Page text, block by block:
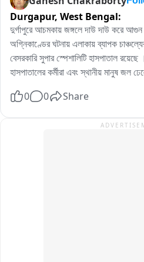
Durgapur, West Bengal:
দুর্গাপুরে আচমকায় জঙ্গলে দাউ দাউ করে
অগ্নিকাণ্ডের ঘটনায় এলাকায় ব্যাপক
বেসরকারি সুপার স্পেশালিটি হাসপাতাল
হাসপাতালের কর্মীরা এবং স্থানীয় মানুষ জল
আনে।
0 0 Share